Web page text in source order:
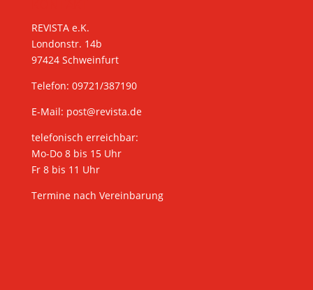
REVISTA e.K.
Londonstr. 14b
97424 Schweinfurt
Telefon: 09721/387190
E-Mail: post@revista.de
telefonisch erreichbar:
Mo-Do 8 bis 15 Uhr
Fr 8 bis 11 Uhr
Termine nach Vereinbarung